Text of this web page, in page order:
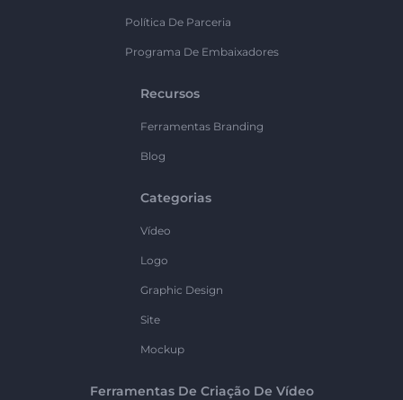
Política De Parceria
Programa De Embaixadores
Recursos
Ferramentas Branding
Blog
Categorias
Vídeo
Logo
Graphic Design
Site
Mockup
Ferramentas De Criação De Vídeo